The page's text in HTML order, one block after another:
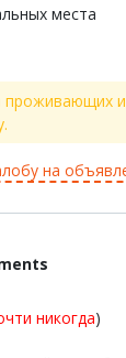
места
проживающих
на
никогда)